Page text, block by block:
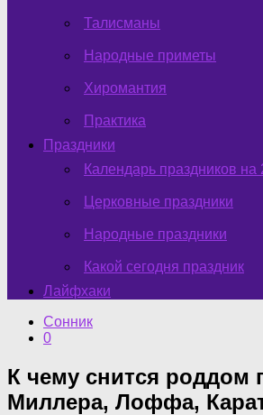
Талисманы
Народные приметы
Хиромантия
Практика
Праздники
Календарь праздников на
Церковные праздники
Народные праздники
Какой сегодня праздник
Лайфхаки
Сонник
0
К чему снится роддом
Миллера, Лоффа,